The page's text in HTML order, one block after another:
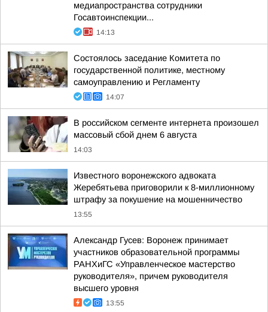
медиапространства сотрудники
Госавтоинспекции...
14:13
Состоялось заседание Комитета по
государственной политике, местному
самоуправлению и Регламенту
14:07
В российском сегменте интернета произошел
массовый сбой днем 6 августа
14:03
Известного воронежского адвоката
Жеребятьева приговорили к 8-миллионному
штрафу за покушение на мошенничество
13:55
Александр Гусев: Воронеж принимает
участников образовательной программы
РАНХиГС «Управленческое мастерство
руководителя», причем руководителя
высшего уровня
13:55